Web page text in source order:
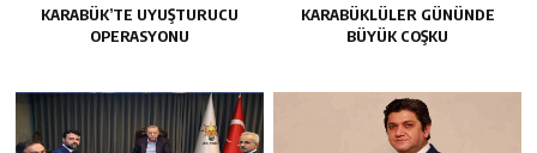
KARABÜK’TE UYUŞTURUCU
OPERASYONU
KARABÜKLÜLER GÜNÜNDE
BÜYÜK COŞKU